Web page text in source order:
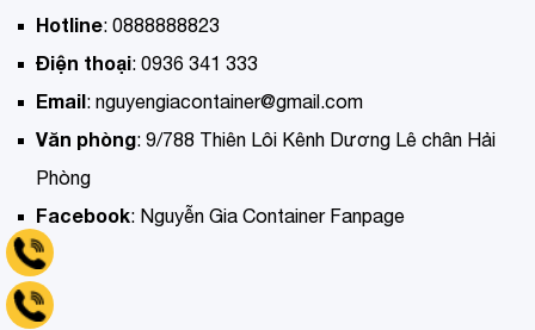
Hotline: 0888888823
Điện thoại: 0936 341 333
Email: nguyengiacontainer@gmail.com
Văn phòng: 9/788 Thiên Lôi Kênh Dương Lê chân Hải
Phòng
Facebook: Nguyễn Gia Container Fanpage
Tell 0936 341 333
Hotline 0888888823